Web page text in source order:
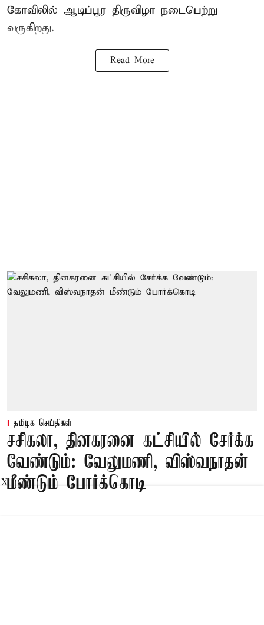
கோவிலில் ஆடிப்பூர திருவிழா நடைபெற்று
வருகிறது.
Read More
தமிழக செய்திகள்
சசிகலா, தினகரனை கட்சியில் சேர்க்க
வேண்டும்: வேலுமணி, விஸ்வநாதன்
மீண்டும் போர்க்கொடி
X